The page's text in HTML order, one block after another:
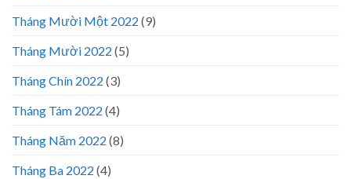
Tháng Mười Một 2022 (9)
Tháng Mười 2022 (5)
Tháng Chín 2022 (3)
Tháng Tám 2022 (4)
Tháng Năm 2022 (8)
Tháng Ba 2022 (4)